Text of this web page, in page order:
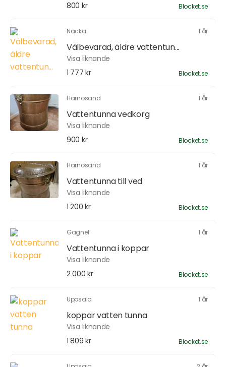
800 kr
Blocket.se
Nacka 1 år
Välbevarad, äldre vattentun...
Visa liknande
1 777 kr
Blocket.se
Härnösand 1 år
Vattentunna vedkorg
Visa liknande
900 kr
Blocket.se
Härnösand 1 år
Vattentunna till ved
Visa liknande
1 200 kr
Blocket.se
Gagnef 1 år
Vattentunna i koppar
Visa liknande
2 000 kr
Blocket.se
Uppsala 1 år
koppar vatten tunna
Visa liknande
1 809 kr
Blocket.se